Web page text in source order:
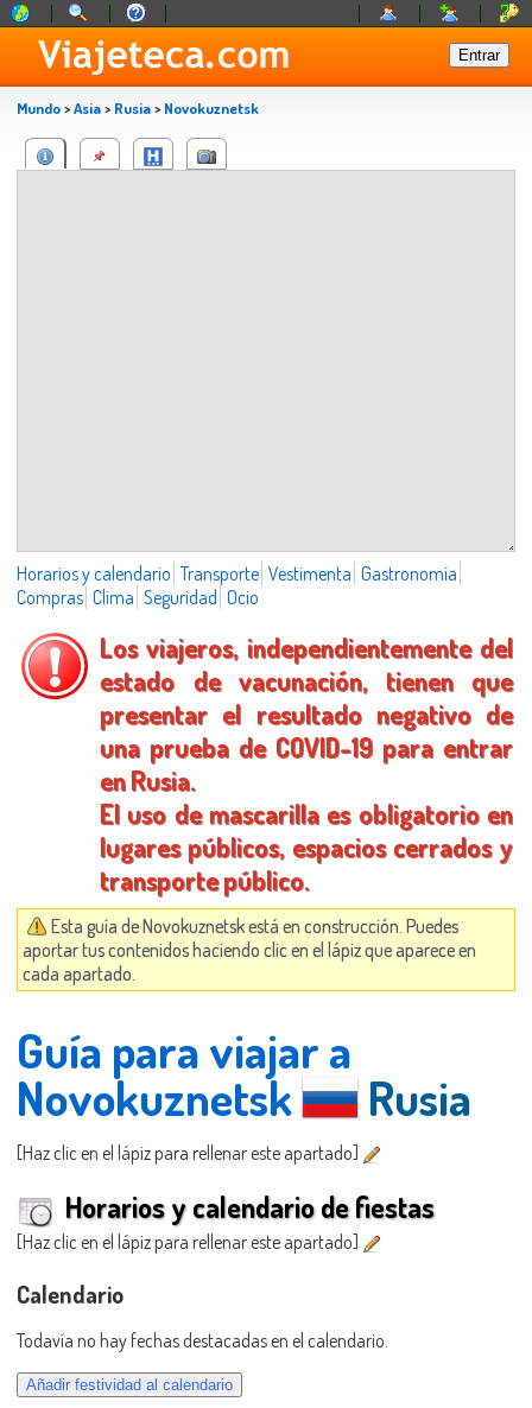
Mundo>Asia> Rusia> Novokuznetsk
Horarios y calendario Transporte Vestimenta Gastronomía
Compras Clima Seguridad Ocio
Los viajeros, independientemente del
estado de vacunación, tienen que
presentar el resultado negativo de
una prueba de COVID-19 para entrar
en Rusia.
El uso de mascarilla es obligatorio en
lugares públicos, espacios cerrados y
transporte público.
Esta guía de Novokuznetsk está en construcción. Puedes
aportar tus contenidos haciendo clic en el lápiz que aparece en
cada apartado.
Guía para viajar a
Novokuznetsk
Rusia
[Haz clic en el lápiz para rellenar este apartado]
Horarios y calendario de fiestas
[Haz clic en el lápiz para rellenar este apartado]
Calendario
Todavía no hay fechas destacadas en el calendario.